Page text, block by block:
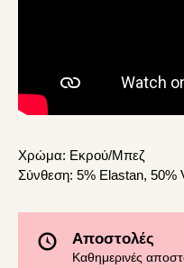
Χρώμα: Εκρού/Μπεζ
Σύνθεση: 5% Elastan, 50%
Αποστολές
Καθημερινές